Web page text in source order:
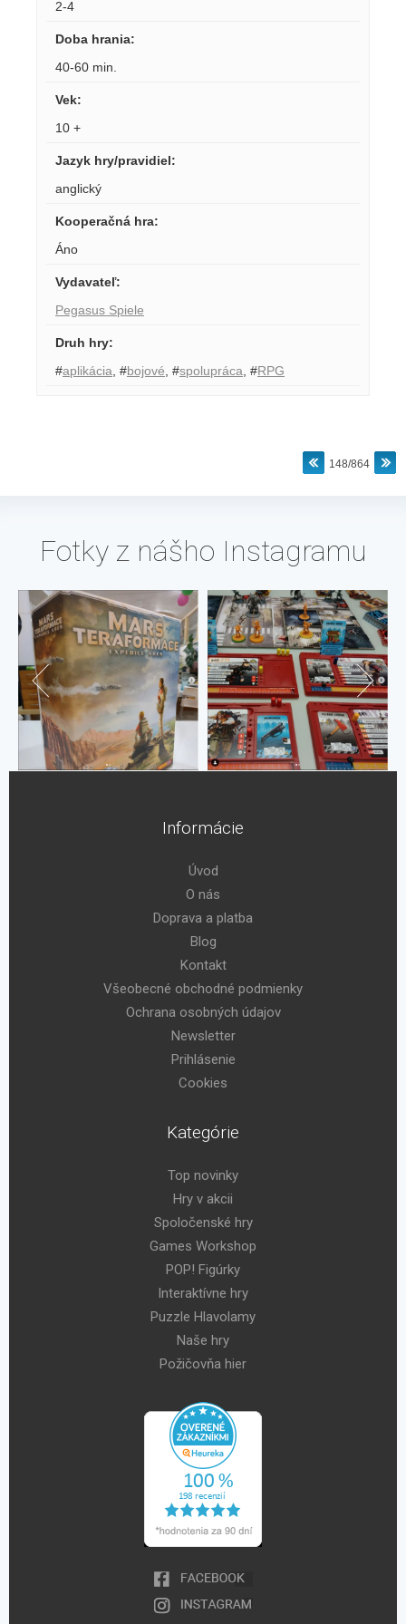
2-4
Doba hrania:
40-60 min.
Vek:
10 +
Jazyk hry/pravidiel:
anglický
Kooperačná hra:
Áno
Vydavateľ:
Pegasus Spiele
Druh hry:
#aplikácia #bojové #spolupráca #RPG
148/864
Fotky z nášho Instagramu
Informácie
Úvod
O nás
Doprava a platba
Blog
Kontakt
Všeobecné obchodné podmienky
Ochrana osobných údajov
Newsletter
Prihlásenie
Cookies
Kategórie
Top novinky
Hry v akcii
Spoločenské hry
Games Workshop
POP! Figúrky
Interaktívne hry
Puzzle Hlavolamy
Naše hry
Požičovňa hier